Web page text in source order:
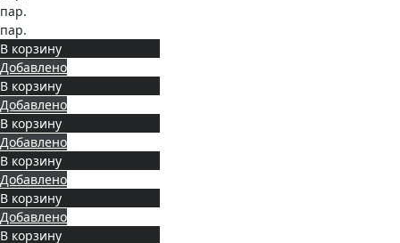
пар.
пар.
В корзину
Добавлено
В корзину
Добавлено
В корзину
Добавлено
В корзину
Добавлено
В корзину
Добавлено
В корзину